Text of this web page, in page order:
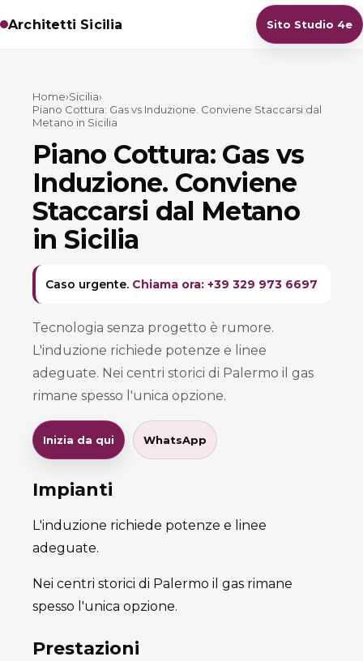
Architetti Sicilia Sito Studio 4e
Home›Sicilia›
Piano Cottura: Gas vs Induzione. Conviene Staccarsi dal
Metano in Sicilia
Piano Cottura: Gas vs
Induzione. Conviene
Staccarsi dal Metano
in Sicilia
Caso urgente. Chiama ora: +39 329 973 6697
Tecnologia senza progetto è rumore.
L'induzione richiede potenze e linee
adeguate. Nei centri storici di Palermo il gas
rimane spesso l'unica opzione.
Inizia da qui WhatsApp
Impianti
L'induzione richiede potenze e linee
adeguate.
Nei centri storici di Palermo il gas rimane
spesso l'unica opzione.
Prestazioni